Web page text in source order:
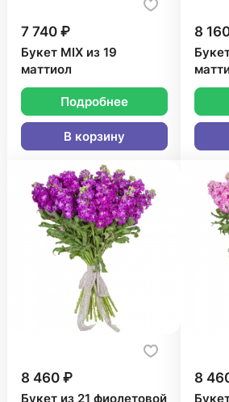
7 740 ₽
Букет MIX из 19
маттиол
Подробнее
В корзину
8
8 460 ₽
Букет из 21 фиолетовой
8